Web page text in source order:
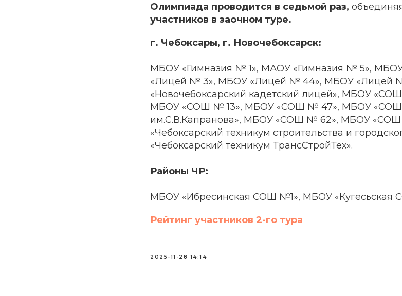
Олимпиада проводится в седьмой раз,
участников в заочном туре.
г. Чебоксары, г. Новочебоксарск:
МБОУ «Гимназия № 1», МАОУ «Гимназия № 5»,
«Лицей № 3», МБОУ «Лицей № 44», МБОУ «Лицей
«Новочебоксарский кадетский лицей», МБОУ
МБОУ «СОШ № 13», МБОУ «СОШ № 47», МБОУ
им.С.В.Капранова», МБОУ «СОШ № 62», МБОУ
«Чебоксарский техникум строительства и
«Чебоксарский техникум ТрансСтройТех».
Районы ЧР:
МБОУ «Ибресинская СОШ №1», МБОУ «Кугесьская
Рейтинг участников 2-го тура
2025-11-28 14:14